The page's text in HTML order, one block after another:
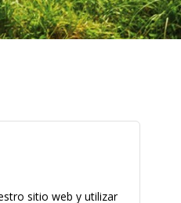
sitio web y utilizar